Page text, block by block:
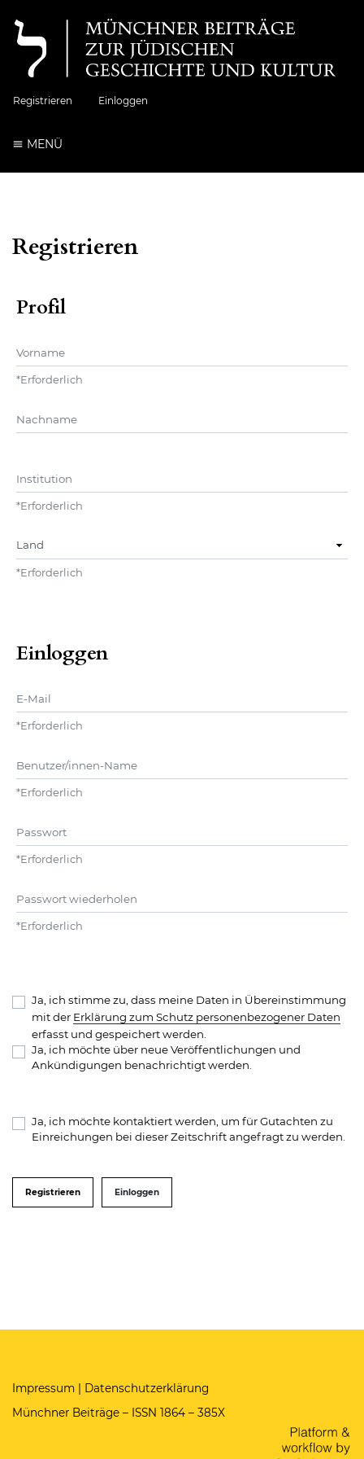
Registrieren Einloggen
MENÜ
Registrieren
Profil
*Erforderlich
##user.middleName##
Institution
*Erforderlich
Land
*Erforderlich
Einloggen
E-Mail
*Erforderlich
Benutzer/innen-Name
*Erforderlich
*Erforderlich
Passwort wiederholen
*Erforderlich
Ja, ich stimme zu, dass meine Daten in Übereinstimmung
mit der Erklärung zum Schutz personenbezogener Daten
erfasst und gespeichert werden.
Ja, ich möchte über neue Veröffentlichungen und
Ankündigungen benachrichtigt werden.
Ja, ich möchte kontaktiert werden, um für Gutachten zu
Einreichungen bei dieser Zeitschrift angefragt zu werden.
Registrieren Einloggen
Impressum
Datenschutzerklärung
Münchner Beiträge – ISSN 1864 – 385X